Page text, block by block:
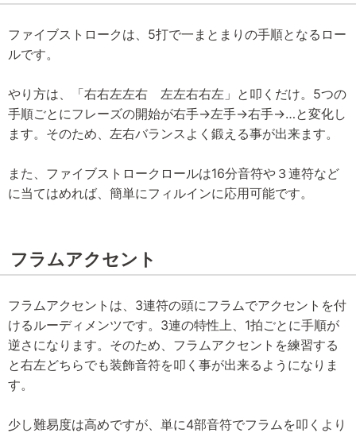
ファイブストロークは、5打で一まとまりの手順となるロー
ルです。
やり方は、「右右左左右 左左右右左」と叩くだけ。5つの
手順ごとにフレーズの開始が右手→左手→右手→…と変化し
ます。そのため、左右バランスよく鍛える事が出来ます。
また、ファイブストロークロールは16分音符や３連符など
に当てはめれば、簡単にフィルインに応用可能です。
フラムアクセント
フラムアクセントは、3連符の頭にフラムでアクセントを付
けるルーディメンツです。3連の特性上、1拍ごとに手順が
逆さになります。そのため、フラムアクセントを練習する
と右左どちらでも装飾音符を叩く事が出来るようになりま
す。
少し難易度は高めですが、単に4部音符でフラムを叩くより